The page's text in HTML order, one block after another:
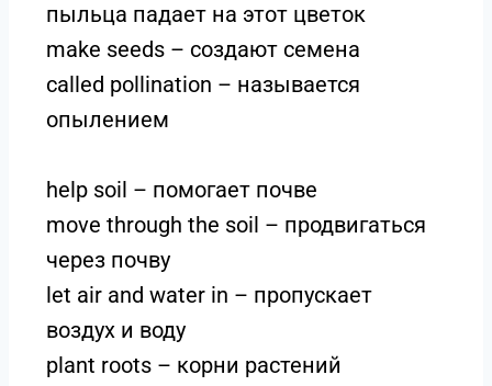
пыльца падает на этот цветок
make seeds – создают семена
called pollination – называется
опылением
help soil – помогает почве
move through the soil – продвигаться
через почву
let air and water in – пропускает
воздух и воду
plant roots – корни растений